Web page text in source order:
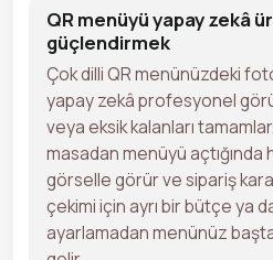
QR menüyü yapay zekâ
güçlendirmek
Çok dilli QR menünüzdeki
yapay zekâ profesyonel
veya eksik kalanları
masadan menüyü açtığında
görselle görür ve sipariş
çekimi için ayrı bir bütçe ya
ayarlamadan menünüz